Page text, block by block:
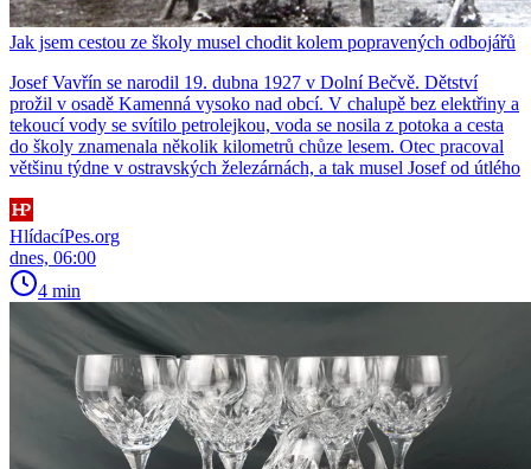
Jak jsem cestou ze školy musel chodit kolem popravených odbojářů
Josef Vavřín se narodil 19. dubna 1927 v Dolní Bečvě. Dětství
prožil v osadě Kamenná vysoko nad obcí. V chalupě bez elektřiny a
tekoucí vody se svítilo petrolejkou, voda se nosila z potoka a cesta
do školy znamenala několik kilometrů chůze lesem. Otec pracoval
většinu týdne v ostravských železárnách, a tak musel Josef od útlého
HlídacíPes.org
dnes, 06:00
4 min